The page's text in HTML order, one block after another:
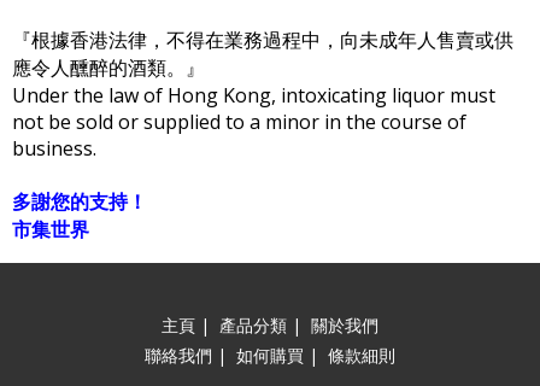
『根據香港法律，不得在業務過程中，向未成年人售賣或供
應令人醺醉的酒類。』
Under the law of Hong Kong, intoxicating liquor must
not be sold or supplied to a minor in the course of
business.
多謝您的支持！
市集世界
主頁 | 產品分類 | 關於我們
聯絡我們 | 如何購買 | 條款細則